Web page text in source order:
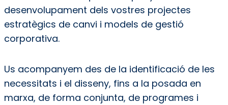
desenvolupament dels vostres projectes
estratègics de canvi i models de gestió
corporativa.
Us acompanyem des de la identificació de les
necessitats i el disseny, fins a la posada en
marxa, de forma conjunta, de programes i